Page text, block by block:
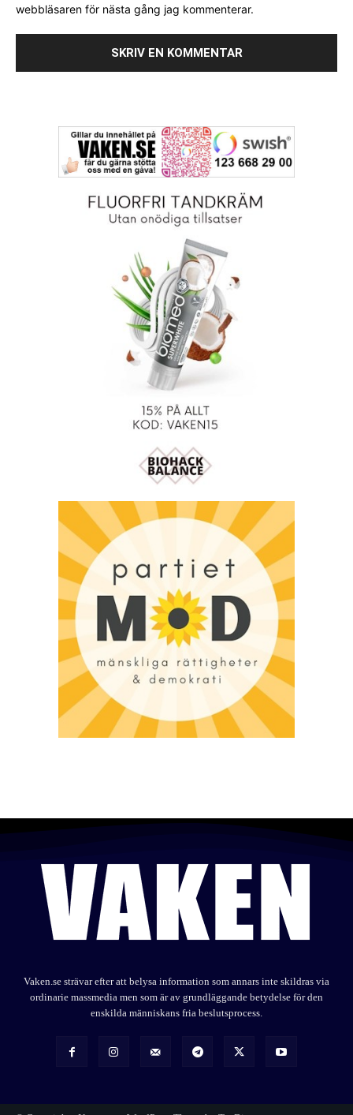
webbläsaren för nästa gång jag kommenterar.
Vaken.se strävar efter att belysa information som annars inte skildras via
ordinarie massmedia men som är av grundläggande betydelse för den
enskilda människans fria beslutsprocess.